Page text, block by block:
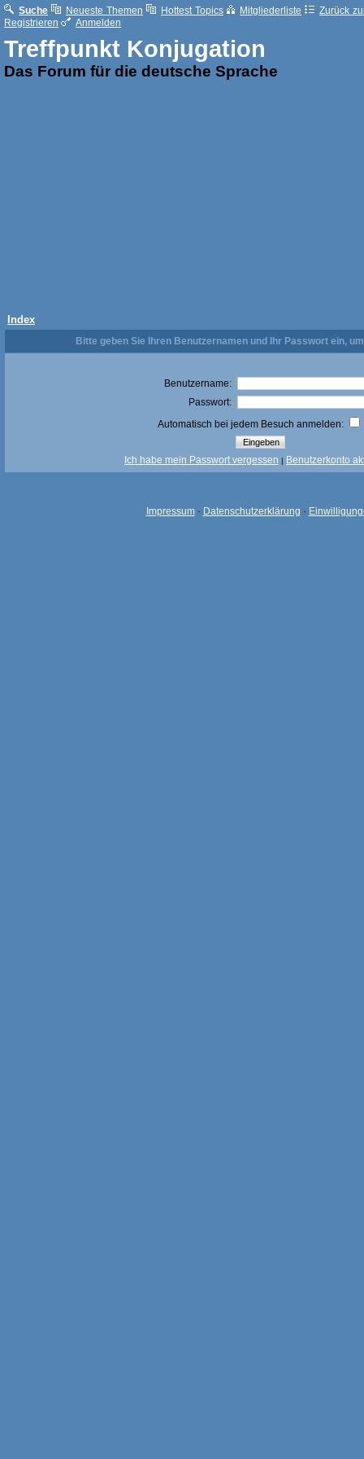
Suche Neueste Themen Hottest Topics Mitgliederliste
Zurück
Registrieren
Anmelden
Treffpunkt Konjugation
Das Forum für die deutsche Sprache
Index
Bitte geben Sie Ihren Benutzernamen und Ihr Passwort ein,
Benutzername:
Passwort:
Automatisch bei jedem Besuch anmelden:
Ich habe mein Passwort vergessen | Benutzerkonto
Impressum· Datenschutzerklärung ·